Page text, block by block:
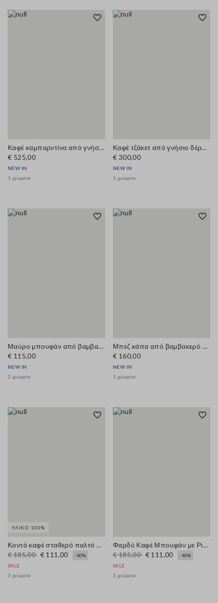
Καφέ καμπαρντίνα από γνήσιο δέρμα, σταυρωτή με ζώνη, regular εφαρμογή
€ 525,00
NEW IN
1 χρώματα
Καφέ τζάκετ από γνήσιο δέρμα με κλασικά πέτα
€ 300,00
NEW IN
1 χρώματα
Μαύρο μπουφάν από βαμβακερό μείγμα με φερμουάρ και κοτλέ γιακά, regular εφαρμογή
€ 115,00
NEW IN
2 χρώματα
Μπεζ κάπα από βαμβακερό μείγμα με κουκούλα, oversized γραμμή
€ 160,00
NEW IN
1 χρώματα
ΥΛΙΚΌ 100%
Κοντό καφέ σταθερό παλτό από καθαρό βαμβάκι
€ 185,00 € 111,00
-40%
SALE
3 χρώματα
Φαρδύ Καφέ Μπουφάν με Ριγέ Γιακά
€ 185,00 € 111,00
-40%
SALE
1 χρώματα